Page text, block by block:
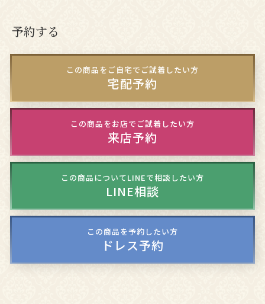
予約する
この商品をご自宅でご試着したい方
宅配予約
この商品をお店でご試着したい方
来店予約
この商品についてLINEで相談したい方
LINE相談
この商品を予約したい方
ドレス予約